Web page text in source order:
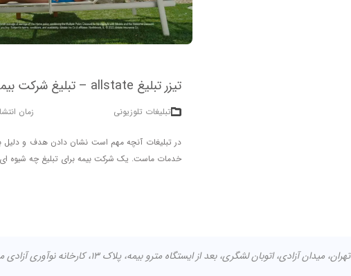
تیزر تبلیغ allstate – تبلیغ شرکت بیمه و کار از خانه
تبلیغات تلوزیونی زمان انتشار 21 اردیبهشت
در تبلیغات آنچه مهم است نشان دادن هدف و دلیل به
خدمات ماست. یک شرکت بیمه برای تبلیغ چه شیوه
تهران، میدان آزادی، اتوبان لشگری، بعد از ایستگاه مترو بیمه، پلاک ۱۳، کارخانه نوآوری آزادی مرکز اصلی: تهران شهران جنوبی خیابان طوقانی کوچه مختاری -